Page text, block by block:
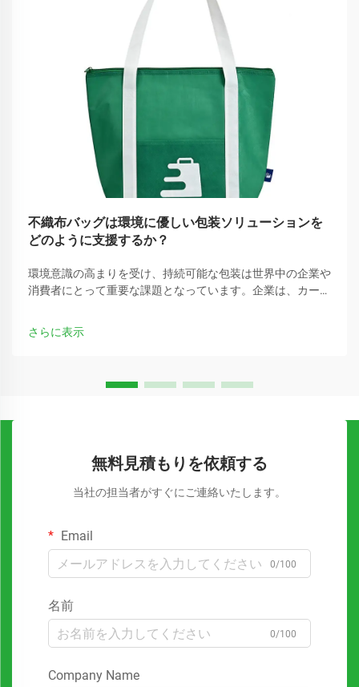
不織布バッグは環境に優しい包装ソリューションを
どのように支援するか？
環境意識の高まりを受け、持続可能な包装は世界中の企業や
消費者にとって重要な課題となっています。企業は、カーボ
替手段をますます求めています。
さらに表示
無料見積もりを依頼する
当社の担当者がすぐにご連絡いたします。
Email
0/100
名前
0/100
Company Name